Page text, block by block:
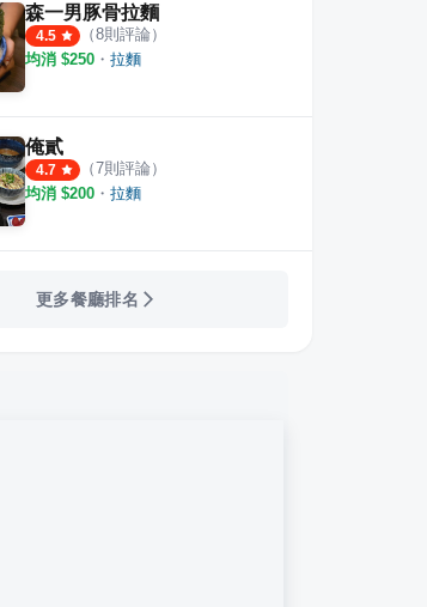
森一男豚骨拉麵
4.5 （8則評論）
均消 $250 ・ 拉麵
俺貳
4.7 （7則評論）
均消 $200 ・ 拉麵
更多餐廳排名